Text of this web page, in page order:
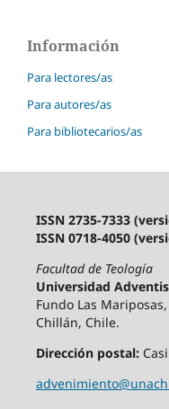
Información
Para lectores/as
Para autores/as
Para bibliotecarios/as
ISSN 2735-7333
ISSN 0718-4050
Facultad de Teología
Universidad
Fundo Las
Chillán, Chile.
Dirección postal: